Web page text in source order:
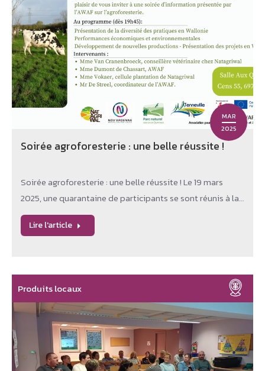
MAR
2025
Soirée agroforesterie : une belle réussite !
Soirée agroforesterie : une belle réussite ! Le 19 mars
2025, une quarantaine de participants se sont réunis à la…
Lire l'article
Produits locaux